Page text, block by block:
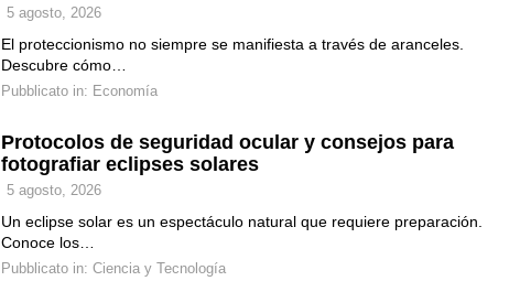
5 agosto, 2026
El proteccionismo no siempre se manifiesta a través de aranceles.
Descubre cómo…
Pubblicato in: Economía
Protocolos de seguridad ocular y consejos para
fotografiar eclipses solares
5 agosto, 2026
Un eclipse solar es un espectáculo natural que requiere preparación.
Conoce los…
Pubblicato in: Ciencia y Tecnología